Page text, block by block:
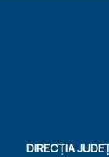
DIRECȚIA